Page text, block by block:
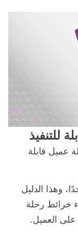
للتنفيذ
عميل قابلة
وهذا الدليل
خرائط رحلة
على العميل.